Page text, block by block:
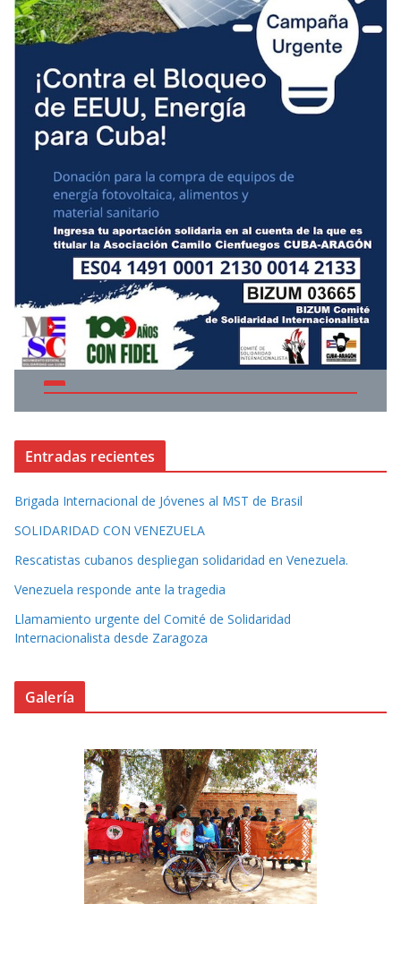
Entradas recientes
Brigada Internacional de Jóvenes al MST de Brasil
SOLIDARIDAD CON VENEZUELA
Rescatistas cubanos despliegan solidaridad en Venezuela.
Venezuela responde ante la tragedia
Llamamiento urgente del Comité de Solidaridad
Internacionalista desde Zaragoza
Galería